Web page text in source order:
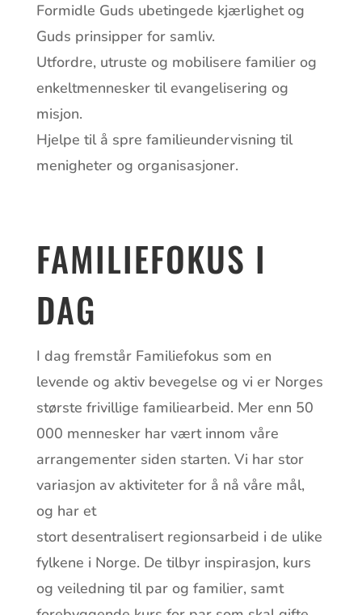
Formidle Guds ubetingede kjærlighet og
Guds prinsipper for samliv.
Utfordre, utruste og mobilisere familier og
enkeltmennesker til evangelisering og
misjon.
Hjelpe til å spre familieundervisning til
menigheter og organisasjoner.
FAMILIEFOKUS I
DAG
I dag fremstår Familiefokus som en
levende og aktiv bevegelse og vi er Norges
største frivillige familiearbeid. Mer enn 50
000 mennesker har vært innom våre
arrangementer siden starten. Vi har stor
variasjon av aktiviteter for å nå våre mål,
og har et
stort desentralisert regionsarbeid i de ulike
fylkene i Norge. De tilbyr inspirasjon, kurs
og veiledning til par og familier, samt